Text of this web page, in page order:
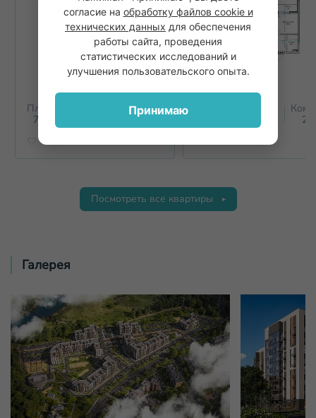
Площадь
71.6
Комнат
2+
2+
Посмотреть все квартиры
Галерея
согласие на обработку файлов cookie и
технических данных для обеспечения
работы сайта, проведения
статистических исследований и
улучшения пользовательского опыта.
Принимаю